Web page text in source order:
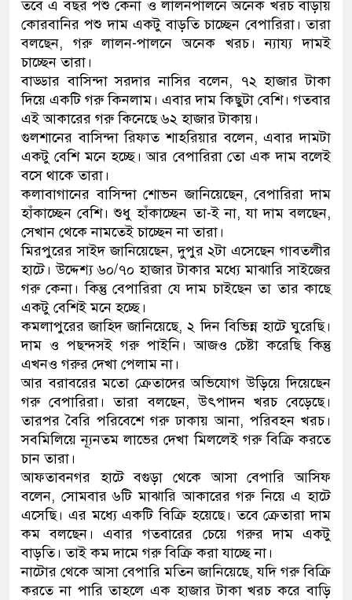
তবে এ বছর পশু কেনা ও লালনপালনে অনেক খরচ বাড়ায়
কোরবানির পশু দাম একটু বাড়তি চাচ্ছেন বেপারিরা। তারা
বলছেন, গরু লালন-পালনে অনেক খরচ। ন্যায্য দামই
চাচ্ছেন তারা।
বাড্ডার বাসিন্দা সরদার নাসির বলেন, ৭২ হাজার টাকা
দিয়ে একটি গরু কিনলাম। এবার দাম কিছুটা বেশি। গতবার
এই আকারের গরু কিনেছে ৬২ হাজার টাকায়।
গুলশানের বাসিন্দা রিফাত শাহরিয়ার বলেন, এবার দামটা
একটু বেশি মনে হচ্ছে। আর বেপারিরা তো এক দাম বলেই
বসে থাকে তারা।
কলাবাগানের বাসিন্দা শোভন জানিয়েছেন, বেপারিরা দাম
হাঁকাচ্ছেন বেশি। শুধু হাঁকাচ্ছেন তা-ই না, যা দাম বলছেন,
সেখান থেকে নামতেই চাচ্ছেন না তারা।
মিরপুরের সাইদ জানিয়েছেন, দুপুর ২টা এসেছেন গাবতলীর
হাটে। উদ্দেশ্য ৬০/৭০ হাজার টাকার মধ্যে মাঝারি সাইজের
গরু কেনা। কিন্তু বেপারিরা যে দাম চাইছেন তা তার কাছে
একটু বেশিই মনে হচ্ছে।
কমলাপুরের জাহিদ জানিয়েছে, ২ দিন বিভিন্ন হাটে ঘুরেছি।
দাম ও পছন্দসই গরু পাইনি। আজও চেষ্টা করেছি কিন্তু
এখনও গরুর দেখা পেলাম না।
আর বরাবরের মতো ক্রেতাদের অভিযোগ উড়িয়ে দিয়েছেন
গরু বেপারিরা। তারা বলছেন, উৎপাদন খরচ বেড়েছে।
তারপর বৈরি পরিবেশে গরু ঢাকায় আনা, পরিবহন খরচ।
সবমিলিয়ে ন্যূনতম লাভের দেখা মিললেই গরু বিক্রি করতে
চান তারা।
আফতাবনগর হাটে বগুড়া থেকে আসা বেপারি আসিফ
বলেন, সোমবার ৬টি মাঝারি আকারের গরু নিয়ে এ হাটে
এসেছি। এর মধ্যে একটি বিক্রি হয়েছে। তবে ক্রেতারা দাম
কম বলছেন। এবার গতবারের চেয়ে গরুর দাম একটু
বাড়তি। তাই কম দামে গরু বিক্রি করা যাচ্ছে না।
নাটোর থেকে আসা বেপারি মতিন জানিয়েছে, যদি গরু বিক্রি
করতে না পারি তাহলে এক হাজার টাকা খরচ করে বাড়ি